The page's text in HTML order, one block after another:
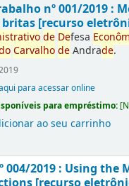
nº 001/2019 :
britas [recurso
de Defesa
CarvalhodeAndrade.
para acessar online
para empréstimo: [
ao seu carrinho
004/2019 : Using the